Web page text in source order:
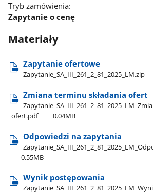
Tryb zamówienia:
Zapytanie o cenę
Materiały
Zapytanie ofertowe
Zapytanie​_SA​_III​_261​_2​_81​_2025​_LM.zip
Zmiana terminu składania ofert
_ofert.pdf
0.04MB
Odpowiedzi na zapytania
0.55MB
Wynik postępowania